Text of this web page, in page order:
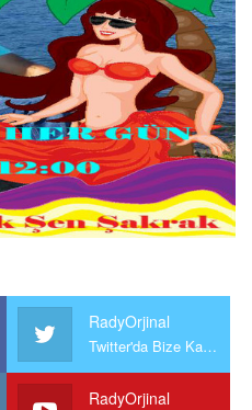
RadyOrjinal
Twitter'da Bize Katılın
RadyOrjinal